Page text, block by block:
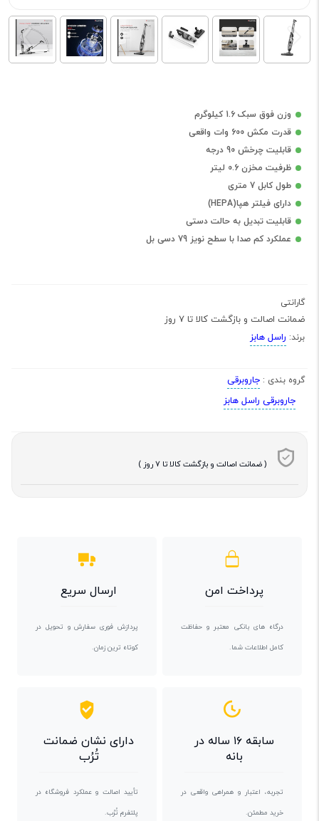
وزن فوق سبک 1.6 کیلوگرم
قدرت مکش 600 وات واقعی
قابلیت چرخش 90 درجه
ظرفیت مخزن 0.6 لیتر
طول کابل 7 متری
دارای فیلتر هپا(HEPA)
قابلیت تبدیل به حالت دستی
عملکرد کم صدا با سطح نویز 79 دسی بل
گارانتی
ضمانت اصالت و بازگشت کالا تا 7 روز
برند: راسل هابز
گروه بندی : جاروبرقی
جاروبرقی راسل هابز
( ضمانت اصالت و بازگشت کالا تا 7 روز )
پرداخت امن
درگاه های بانکی معتبر و حفاظت
کامل اطلاعات شما.
ارسال سریع
پردازش فوری سفارش و تحویل در
کوتاه ترین زمان.
سابقه ۱۶ ساله در
بانه
تجربه، اعتبار و همراهی واقعی در
خرید مطمئن.
دارای نشان ضمانت
تُرُب
تأیید اصالت و عملکرد فروشگاه در
پلتفرم تُرُب.